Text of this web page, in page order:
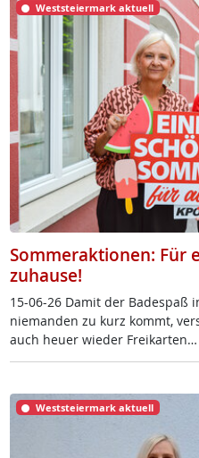
Weststeiermark aktuell
Sommeraktionen: Für
zuhause!
15-06-26 Da­mit der Ba­de­spaß
nie­man­den zu kurz kommt,
auch heu­er wie­der Frei­k­ar­ten…
Weststeiermark aktuell